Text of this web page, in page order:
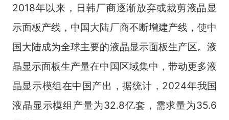
2018年以来，日韩厂商逐渐放弃或裁剪液晶显
示面板产线，中国大陆厂商不断增建产线，使中
国大陆成为全球主要的液晶显示面板生产区。液
晶显示面板生产量在中国区域集中，带动更多液
晶显示模组在中国产出，据统计，2024年我国
液晶显示模组产量为32.8亿套，需求量为35.6